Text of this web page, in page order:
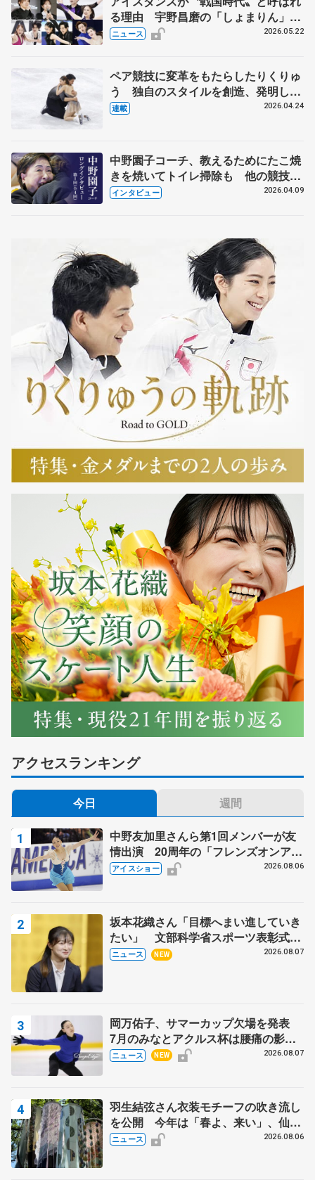
る理由 宇野昌磨の「しょまりん」ら
実力者が相次いで参戦 国内の競争激
ニュース 2026.05.22
ペア競技に変革をもたらしたりくりゅ
う 独自のスタイルを創造、発明した
【引退発表後②】
連載 2026.04.24
中野園子コーチ、教えるためにたこ焼
きを焼いてトイレ掃除も 他の競技に
も通用するという坂本花織の筋肉
インタビュー 2026.04.09
アクセスランキング
今日 週間
中野友加里さんら第1回メンバーが友
情出演 20周年の「フレンズオンアイ
ス」 宮本賢二さん、有川梨絵さん、
アイスショー 2026.08.06
坂本花織さん「目標へまい進していき
たい」 文部科学省スポーツ表彰式で
代表謝辞
ニュース NEW 2026.08.07
岡万佑子、サマーカップ欠場を発表
7月のみなとアクルス杯は腰痛の影響
で
ニュース NEW 2026.08.07
羽生結弦さん衣装モチーフの吹き流し
を公開 今年は「春よ、来い」、仙台
の瑞鳳殿
ニュース 2026.08.06